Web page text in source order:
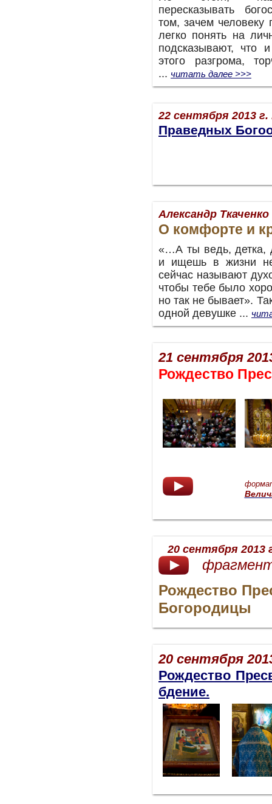
пересказывать
том, зачем человеку
легко понять на
подсказывают, что
этого разгрома,
... читать далее >>>
22 сентября 2013 г.
Праведных
Александр Ткаченко
О комфорте и
«…А ты ведь, детка,
и ищешь в жизни
сейчас называют
чтобы тебе было
но так не бывает».
одной девушке ...
21 сентября
Рождество
20 сентября 2013
Рождество
Богородицы
20 сентября
Рождество
бдение.